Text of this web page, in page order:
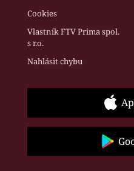
Cookies
Vlastník FTV Prima spol.
s r.o.
Nahlásit chybu